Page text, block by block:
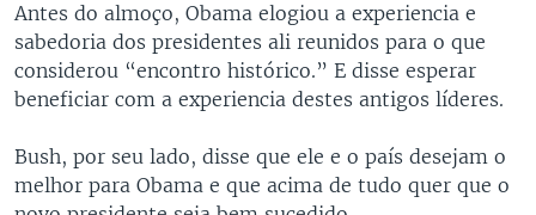
Antes do almoço, Obama elogiou a experiencia e
sabedoria dos presidentes ali reunidos para o que
considerou “encontro histórico.” E disse esperar
beneficiar com a experiencia destes antigos líderes.
Bush, por seu lado, disse que ele e o país desejam o
melhor para Obama e que acima de tudo quer que o